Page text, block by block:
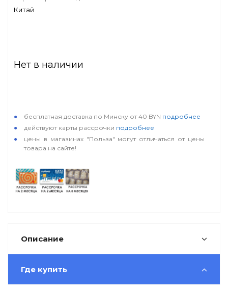
Китай
Нет в наличии
бесплатная доставка по Минску от 40 BYN подробнее
действуют карты рассрочки подробнее
цены в магазинах "Польза" могут отличаться от цены
товара на сайте!
Описание
Где купить